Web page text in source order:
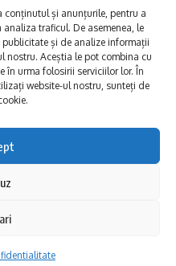
conținutul și anunțurile, pentru a
traficul. De asemenea, le
și de analize informații
nostru. Aceștia le pot combina cu
în urma folosirii serviciilor lor. În
website-ul nostru, sunteți de
Afaceri și meșteșuguri
Actualitate
Dobrogea PE BUNE
La Drum cu Ada